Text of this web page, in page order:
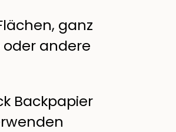
ganz
oder andere
Backpapier